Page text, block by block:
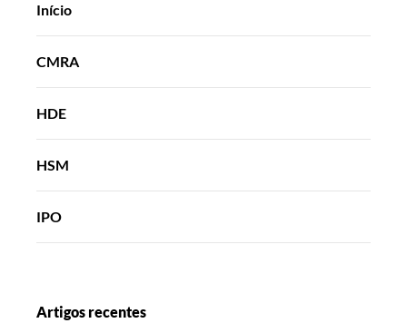
Início
CMRA
HDE
HSM
IPO
Artigos recentes